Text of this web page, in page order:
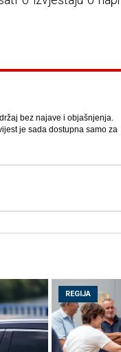
bez najave i objašnjenja.
je sada dostupna samo za
REGIJA